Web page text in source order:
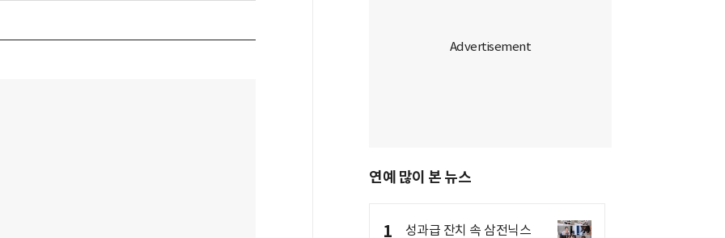
연예 많이 본 뉴스
1
성과급 잔치 속 삼전닉스